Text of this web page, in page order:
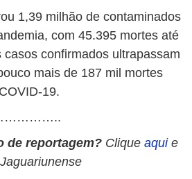
1,39 milhão de contaminados
com 45.395 mortes até
confirmados ultrapassam
mais de 187 mil mortes
19.
de reportagem? Clique aqui e